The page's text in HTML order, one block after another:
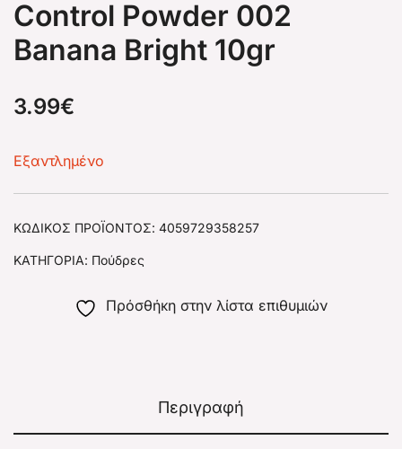
Control Powder 002
Banana Bright 10gr
3.99€
Εξαντλημένο
ΚΩΔΙΚΌΣ ΠΡΟΪΌΝΤΟΣ: 4059729358257
ΚΑΤΗΓΟΡΊΑ: Πούδρες
Πρόσθήκη στην λίστα επιθυμιών
Περιγραφή